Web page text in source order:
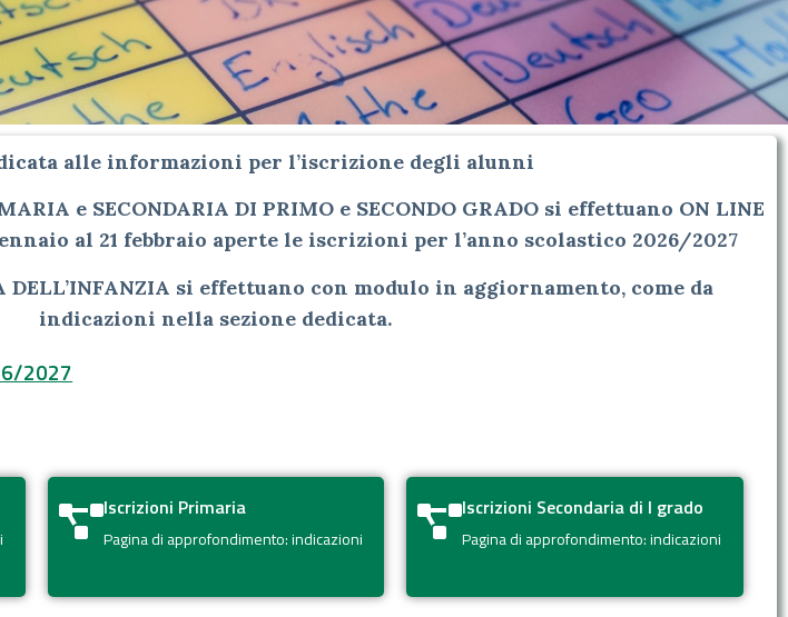
alle informazioni per l’iscrizione degli alunni
e SECONDARIA DI PRIMO e SECONDO GRADO si effettuano ON LINE
al 21 febbraio aperte le iscrizioni per l’anno scolastico 2026/2027
si effettuano con modulo in aggiornamento, come da
indicazioni nella sezione dedicata.
2027
Iscrizioni Primaria
Pagina di approfondimento: indicazioni
Iscrizioni Secondaria di I grado
Pagina di approfondimento: indicazioni